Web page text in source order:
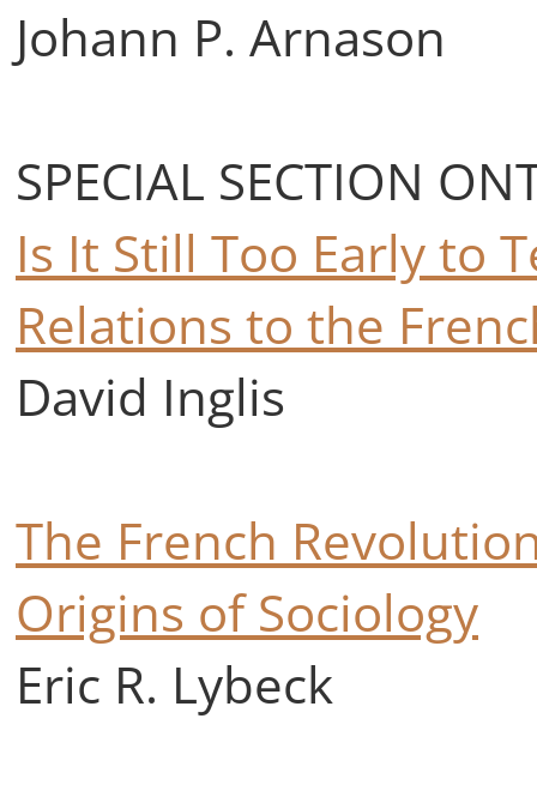
Johann P. Arnason
SPECIAL SECTION
Is It Still Too Early to
Relations to the
David Inglis
The French
Origins of Sociology
Eric R. Lybeck